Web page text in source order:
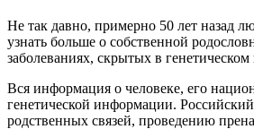
Не так давно, примерно 50 лет назад
узнать больше о собственной
заболеваниях, скрытых в генетическом
Вся информация о человеке, его
генетической информации.
родственных связей, проведению